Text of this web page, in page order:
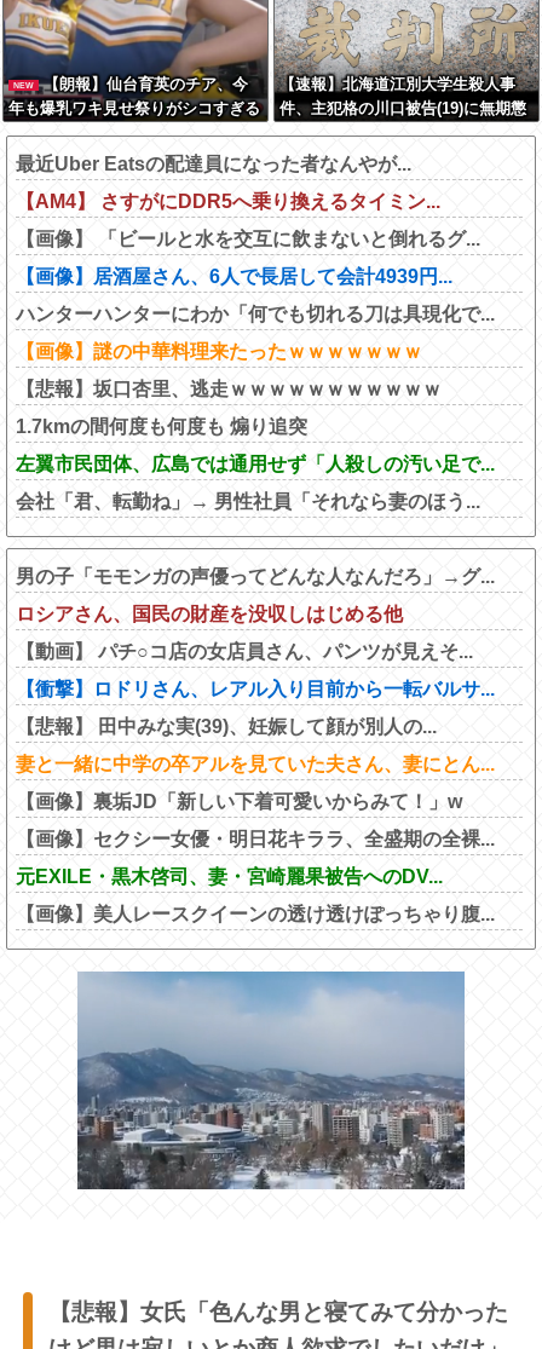
NEW
【朗報】仙台育英のチア、今
年も爆乳ワキ見せ祭りがシコすぎる
【速報】北海道江別大学生殺人事
件、主犯格の川口被告(19)に無期懲
役の判決←これ、妥当だと思
う？？？？？？
最近Uber Eatsの配達員になった者なんやが...
【AM4】 さすがにDDR5へ乗り換えるタイミン...
【画像】 「ビールと水を交互に飲まないと倒れるグ...
【画像】居酒屋さん、6人で長居して会計4939円...
ハンターハンターにわか「何でも切れる刀は具現化で...
【画像】謎の中華料理来たったｗｗｗｗｗｗｗ
【悲報】坂口杏里、逃走ｗｗｗｗｗｗｗｗｗｗｗ
1.7kmの間何度も何度も 煽り追突
左翼市民団体、広島では通用せず「人殺しの汚い足で...
会社「君、転勤ね」→ 男性社員「それなら妻のほう...
男の子「モモンガの声優ってどんな人なんだろ」→グ...
ロシアさん、国民の財産を没収しはじめる他
【動画】 パチ○コ店の女店員さん、パンツが見えそ...
【衝撃】ロドリさん、レアル入り目前から一転バルサ...
【悲報】 田中みな実(39)、妊娠して顔が別人の...
妻と一緒に中学の卒アルを見ていた夫さん、妻にとん...
【画像】裏垢JD「新しい下着可愛いからみて！」w
【画像】セクシー女優・明日花キララ、全盛期の全裸...
元EXILE・黒木啓司、妻・宮崎麗果被告へのDV...
【画像】美人レースクイーンの透け透けぽっちゃり腹...
【悲報】女氏「色んな男と寝てみて分かった